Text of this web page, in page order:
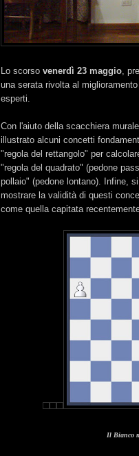
Lo scorso venerdì 23 maggio ,
una serata rivolta al
esperti.
Con l'aiuto della scacchiera murale
illustrato alcuni concetti
"regola del rettangolo" per
"regola del quadrato" (pedone
pollaio" (pedone lontano). Infine,
mostrare la validità di questi
come quella capitata
Il Bianco